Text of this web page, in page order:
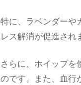
特に、ラベンダーや
レス解消が促進され
さらに、ホイップ
のです。また、血行